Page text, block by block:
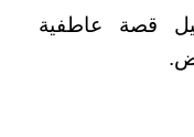
قصة عاطفية